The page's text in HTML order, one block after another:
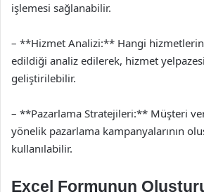
işlemesi sağlanabilir.
– **Hizmet Analizi:** Hangi
edildiği analiz edilerek, hizmet
geliştirilebilir.
– **Pazarlama Stratejileri:** Müşteri
yönelik pazarlama kampanyalarının
kullanılabilir.
Excel Formunun